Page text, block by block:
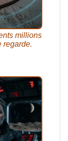
millions
regarde.